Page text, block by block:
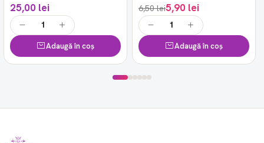
25,00 lei
Adaugă în coș
6,50 lei5,90 lei
Adaugă în coș